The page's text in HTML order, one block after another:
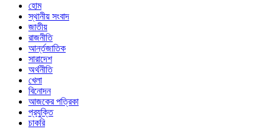
হোম
স্থানীয় সংবাদ
জাতীয়
রাজনীতি
আর্ন্তজাতিক
সারাদেশ
অর্থনীতি
খেলা
বিনোদন
আজকের পত্রিকা
প্রযুক্তি
চাকরি